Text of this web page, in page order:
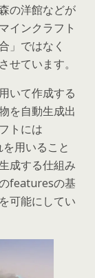
の洋館などが
インクラフト
」ではなく
せています。
いて作成する
を自動生成出
トには
用いること
成する仕組み
featuresの基
可能にしてい